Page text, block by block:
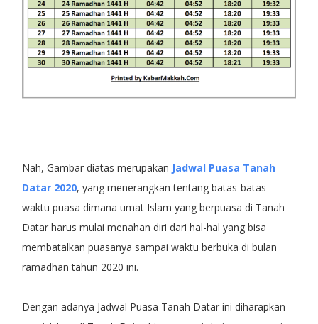
Nah, Gambar diatas merupakan Jadwal Puasa Tanah
Datar 2020, yang menerangkan tentang batas-batas
waktu puasa dimana umat Islam yang berpuasa di Tanah
Datar harus mulai menahan diri dari hal-hal yang bisa
membatalkan puasanya sampai waktu berbuka di bulan
ramadhan tahun 2020 ini.
Dengan adanya Jadwal Puasa Tanah Datar ini diharapkan